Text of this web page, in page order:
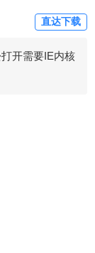
直达下载
开需要IE内核